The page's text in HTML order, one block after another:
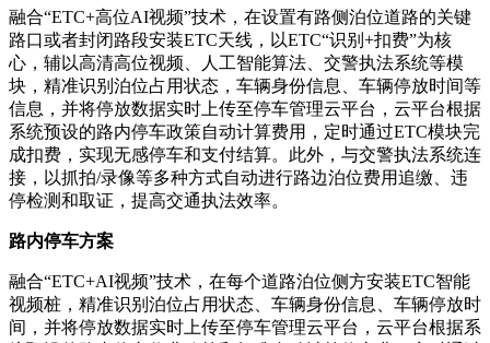
融合“ETC+高位AI视频”技术，在设置有路侧泊位道路的关键
路口或者封闭路段安装ETC天线，以ETC“识别+扣费”为核
心，辅以高清高位视频、人工智能算法、交警执法系统等模
块，精准识别泊位占用状态，车辆身份信息、车辆停放时间等
信息，并将停放数据实时上传至停车管理云平台，云平台根据
系统预设的路内停车政策自动计算费用，定时通过ETC模块完
成扣费，实现无感停车和支付结算。此外，与交警执法系统连
接，以抓拍/录像等多种方式自动进行路边泊位费用追缴、违
停检测和取证，提高交通执法效率。
路内停车方案
融合“ETC+AI视频”技术，在每个道路泊位侧方安装ETC智能
视频桩，精准识别泊位占用状态、车辆身份信息、车辆停放时
间，并将停放数据实时上传至停车管理云平台，云平台根据系